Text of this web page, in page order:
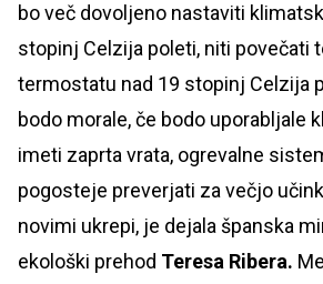
bo več dovoljeno nastaviti
stopinj Celzija poleti, niti povečati
termostatu nad 19 stopinj Celzija
bodo morale, če bodo uporabljale
imeti zaprta vrata, ogrevalne
pogosteje preverjati za večjo
novimi ukrepi, je dejala španska
ekološki prehod Teresa Ribera.